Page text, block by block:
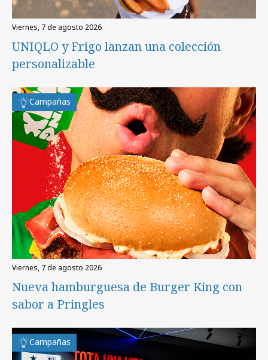
viernes, 7 de agosto 2026
UNIQLO y Frigo lanzan una colección
personalizable
Campañas
viernes, 7 de agosto 2026
Nueva hamburguesa de Burger King con
sabor a Pringles
Campañas